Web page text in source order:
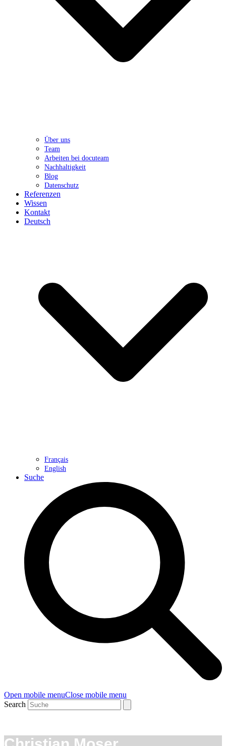
Über uns
Team
Arbeiten bei docuteam
Nachhaltigkeit
Blog
Datenschutz
Referenzen
Wissen
Kontakt
Deutsch
Français
English
Suche
Open mobile menuClose mobile menu
Search